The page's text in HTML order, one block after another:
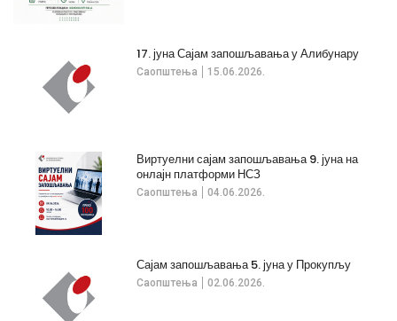
Саопштења 15.06.2026.
17. јуна Сајам запошљавања у Алибунару
Саопштења 04.06.2026.
Виртуелни сајам запошљавања 9. јуна на
онлајн платформи НСЗ
Саопштења 02.06.2026.
Сајам запошљавања 5. јуна у Прокупљу